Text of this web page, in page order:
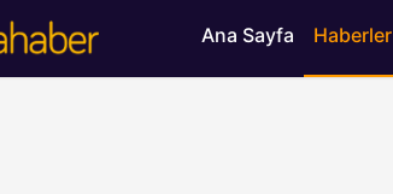
Ana Sayfa Haberler